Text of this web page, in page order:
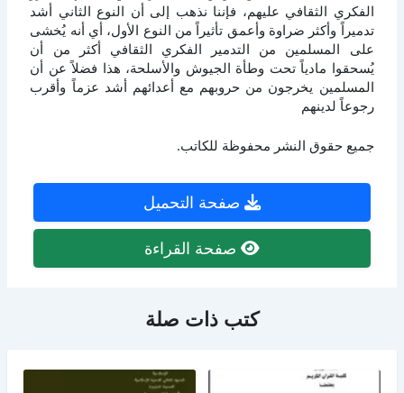
الفكري الثقافي عليهم، فإننا نذهب إلى أن النوع الثاني أشد
تدميراً وأكثر ضراوة وأعمق تأثيراً من النوع الأول، أي أنه يُخشى
على المسلمين من التدمير الفكري الثقافي أكثر من أن
يُسحقوا مادياً تحت وطأة الجيوش والأسلحة، هذا فضلاً عن أن
المسلمين يخرجون من حروبهم مع أعدائهم أشد عزماً وأقرب
رجوعاً لدينهم
جميع حقوق النشر محفوظة للكاتب.
صفحة التحميل
صفحة القراءة
كتب ذات صلة